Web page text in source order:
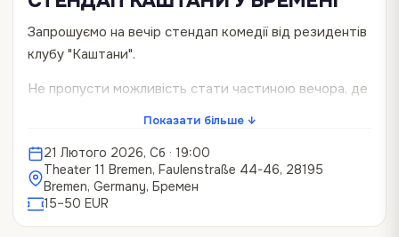
Запрошуємо на вечір стендап комедії від резидентів
клубу "Каштани".
Не пропусти можливість стати частиною вечора, де
сміх лунає без упину, а кожна історія на сцені
майстри гумору, які влучно жартують про життя,
стосунки, роботу, і навіть про ті ситуації, які
здавались тобі знайомими до болю.
Показати більше ↓
21 Лютого 2026, Сб · 19:00
Theater 11 Bremen, Faulenstraße 44-46, 28195
Bremen, Germany, Бремен
15–50 EUR